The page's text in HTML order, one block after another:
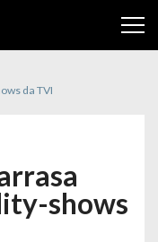
da TVI
shows